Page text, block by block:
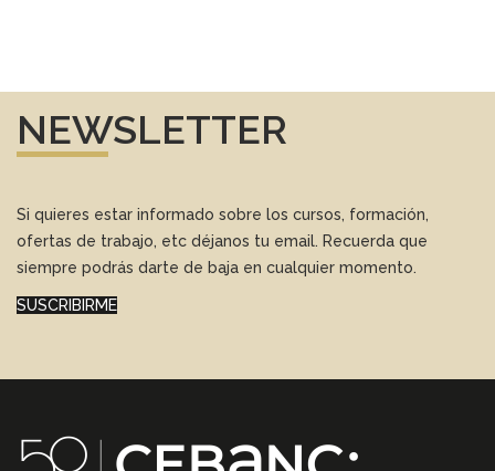
NEWSLETTER
Si quieres estar informado sobre los cursos, formación,
ofertas de trabajo, etc déjanos tu email. Recuerda que
siempre podrás darte de baja en cualquier momento.
SUSCRIBIRME